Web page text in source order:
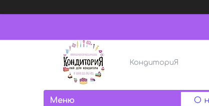
КондиториЯ
О